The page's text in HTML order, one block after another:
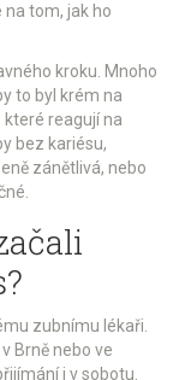
tom, jak ho
kroku. Mnoho
to byl krém na
které reagují na
bez kariésu,
zánětlivá, nebo
zubnímu lékaři.
Brně nebo ve
i v sobotu.